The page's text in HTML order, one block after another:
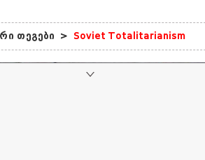
თეგები > Soviet Totalitarianism